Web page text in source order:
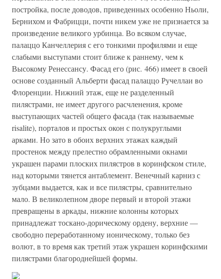
постройка, после доводов, приведенных особенно Ньоли,
Бернихом и Фабрицци, почти никем уже не признается за
произведение великого урбинца. Во всяком случае,
палаццо Канчеллерия с его тонкими профилями и еще
слабыми выступами стоит ближе к раннему, чем к
Высокому Ренессансу. Фасад его (рис. 466) имеет в своей
основе созданный Альберти фасад палаццо Ручеллаи во
Флоренции. Нижний этаж, еще не разделенный
пилястрами, не имеет другого расчленения, кроме
выступающих частей общего фасада (так называемые
risalite), порталов и простых окон с полукруглыми
арками. Но зато в обоих верхних этажах каждый
простенок между прелестно обрамленными окнами
украшен парами плоских пилястров в коринфском стиле,
над которыми тянется антаблемент. Венечный карниз с
зубцами выдается, как и все пилястры, сравнительно
мало. В великолепном дворе первый и второй этажи
превращены в аркады, нижние колонны которых
принадлежат тоскано-дорическому ордену, верхние —
свободно переработанному ионическому, только без
волют, в то время как третий этаж украшен коринфскими
пилястрами благороднейшей формы.